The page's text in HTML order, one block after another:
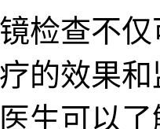
检查不
的效果
生可以